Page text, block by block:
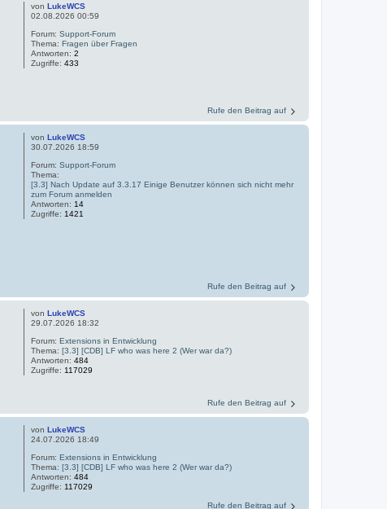
vonLukeWCS
02.08.2026 00:59
Forum:Support-Forum
Thema:Fragen über Fragen
Antworten:2
Zugriffe:433
Rufe den Beitrag auf
vonLukeWCS
30.07.2026 18:59
Forum:Support-Forum
Thema:
[3.3] Nach Update auf 3.3.17 Einige Benutzer können sich nicht mehr
zum Forum anmelden
Antworten: 14
Zugriffe: 1421
Rufe den Beitrag auf
vonLukeWCS
29.07.2026 18:32
Forum:Extensions in Entwicklung
Thema:[3.3] [CDB] LF who was here 2 (Wer war da?)
Antworten:484
Zugriffe: 117029
Rufe den Beitrag auf
vonLukeWCS
24.07.2026 18:49
Forum:Extensions in Entwicklung
Thema:[3.3] [CDB] LF who was here 2 (Wer war da?)
Antworten:484
Zugriffe: 117029
Rufe den Beitrag auf